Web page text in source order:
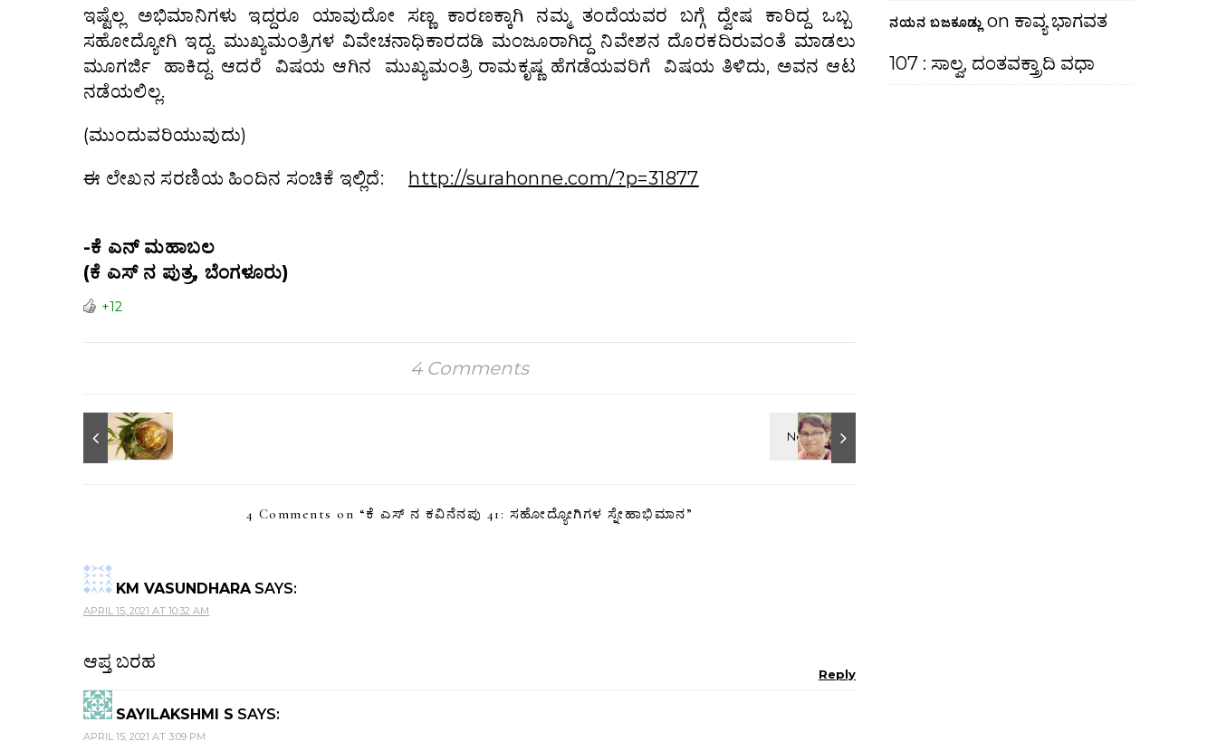
ಇಷ್ಟೆಲ್ಲ ಅಭಿಮಾನಿಗಳು ಇದ್ದರೂ ಯಾವುದೋ ಸಣ್ಣ ಕಾರಣಕ್ಕಾಗಿ ನಮ್ಮ ತಂದೆಯವರ ಬಗ್ಗೆ ದ್ವೇಷ ಕಾರಿದ್ದ ಒಬ್ಬ
ಸಹೋದ್ಯೋಗಿ ಇದ್ದ. ಮುಖ್ಯಮಂತ್ರಿಗಳ ವಿವೇಚನಾಧಿಕಾರದಡಿ ಮಂಜೂರಾಗಿದ್ದ ನಿವೇಶನ ದೊರಕದಿರುವಂತೆ ಮಾಡಲು
ಮೂಗರ್ಜಿ ಹಾಕಿದ್ದ. ಆದರೆ ವಿಷಯ ಆಗಿನ ಮುಖ್ಯಮಂತ್ರಿ ರಾಮಕೃಷ್ಣ ಹೆಗಡೆಯವರಿಗೆ ವಿಷಯ ತಿಳಿದು, ಅವನ ಆಟ
ನಡೆಯಲಿಲ್ಲ.
(ಮುಂದುವರಿಯುವುದು)
ಈ ಲೇಖನ ಸರಣಿಯ ಹಿಂದಿನ ಸಂಚಿಕೆ ಇಲ್ಲಿದೆ: http://surahonne.com/?p=31877
-ಕೆ ಎನ್ ಮಹಾಬಲ
(ಕೆ ಎಸ್ ನ ಪುತ್ರ, ಬೆಂಗಳೂರು)
+12
4 Comments
4 Comments on “ಕೆ ಎಸ್‌ ನ ಕವಿನೆನಪು 41: ಸಹೋದ್ಯೋಗಿಗಳ ಸ್ನೇಹಾಭಿಮಾನ”
KM VASUNDHARA SAYS:
APRIL 15, 2021 AT 10:32 AM
ಆಪ್ತ ಬರಹ
Reply
SAYILAKSHMI S SAYS:
APRIL 15, 2021 AT 3:09 PM
ನಯನ ಬಜಕೂಡ್ಲು on ಕಾವ್ಯ ಭಾಗವತ
107 : ಸಾಲ್ವ, ದಂತವಕ್ತ್ರಾದಿ ವಧಾ